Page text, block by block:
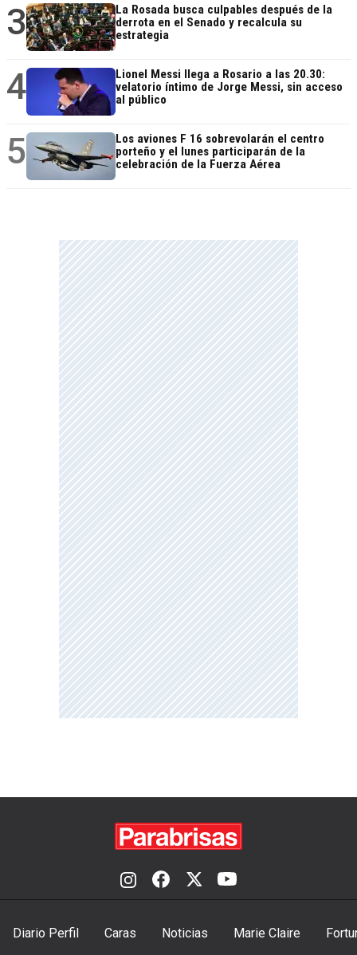
3
La Rosada busca culpables después de la
derrota en el Senado y recalcula su
estrategia
4
Lionel Messi llega a Rosario a las 20.30:
velatorio íntimo de Jorge Messi, sin acceso
al público
5
Los aviones F 16 sobrevolarán el centro
porteño y el lunes participarán de la
celebración de la Fuerza Aérea
Diario Perfil Caras Noticias Marie Claire